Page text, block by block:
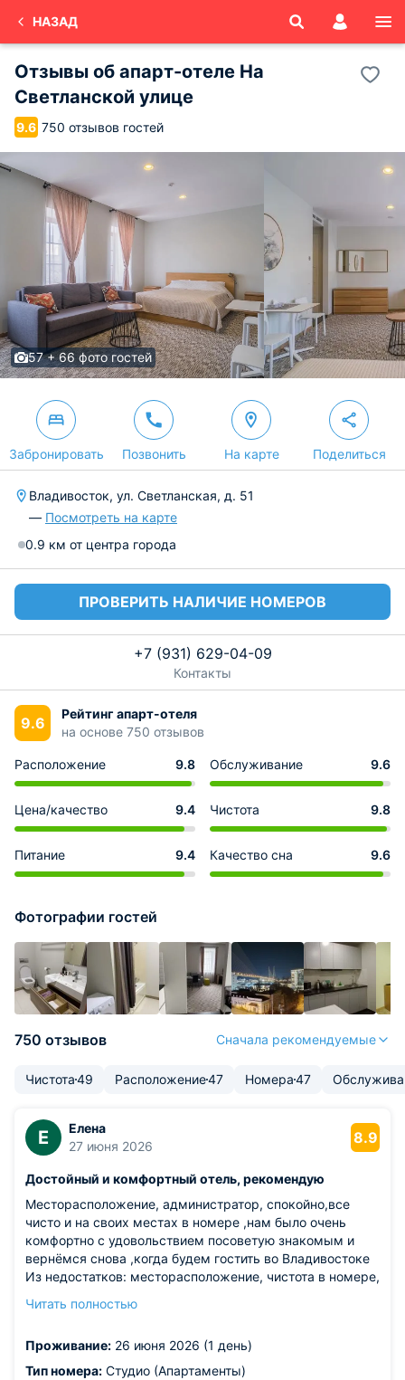
НАЗАД
Отзывы об апарт-отеле На
Светланской улице
9.6 750 отзывов гостей
57 + 66 фото гостей
Забронировать Позвонить На карте Поделиться
Владивосток, ул. Светланская, д. 51
— Посмотреть на карте
0.9 км от центра города
ПРОВЕРИТЬ НАЛИЧИЕ НОМЕРОВ
+7 (931) 629-04-09
Контакты
9.6
Рейтинг апарт-отеля
на основе 750 отзывов
Расположение 9.8 Обслуживание 9.6
Цена/качество 9.4 Чистота 9.8
Питание 9.4 Качество сна 9.6
Фотографии гостей
750 отзывов Сначала рекомендуемые
Чистота49 Расположение47 Номера47
Е
Елена
27 июня 2026
8.9
Достойный и комфортный отель, рекомендую
Месторасположение, администратор, спокойно,все
чисто и на своих местах в номере ,нам было очень
комфортно с удовольствием посоветую знакомым и
вернёмся снова ,когда будем гостить во Владивостоке
Из недостатков: месторасположение, чистота в номере,
администратор прекрасная, отзывчивая и очень
Читать полностью
Проживание: 26 июня 2026 (1 день)
Тип номера: Студио (Апартаменты)